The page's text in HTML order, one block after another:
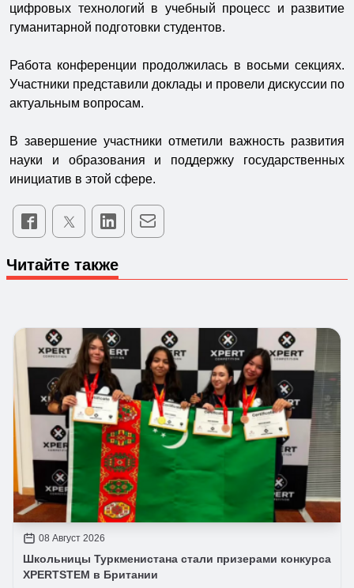
цифровых технологий в учебный процесс и развитие
гуманитарной подготовки студентов.
Работа конференции продолжилась в восьми секциях.
Участники представили доклады и провели дискуссии по
актуальным вопросам.
В завершение участники отметили важность развития
науки и образования и поддержку государственных
инициатив в этой сфере.
Читайте также
08 Август 2026
Школьницы Туркменистана стали призерами конкурса
XPERTSTEM в Британии